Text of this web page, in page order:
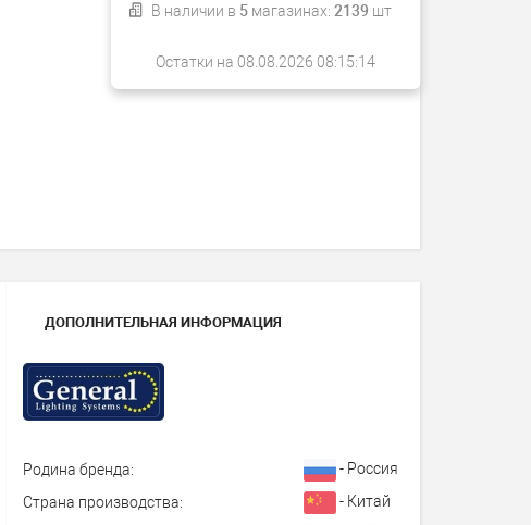
В наличии в 5 магазинах: 2139 шт
Остатки на 08.08.2026 08:15:14
ДОПОЛНИТЕЛЬНАЯ ИНФОРМАЦИЯ
Родина бренда:
- Россия
Страна производства:
- Китай